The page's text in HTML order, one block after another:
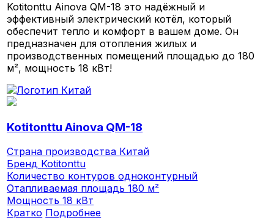
Kotitonttu Ainova QM-18 это надёжный и
эффективный электрический котёл, который
обеспечит тепло и комфорт в вашем доме. Он
предназначен для отопления жилых и
производственных помещений площадью до 180
м², мощность 18 кВт!
Kotitonttu Ainova QM-18
Страна производства Китай
Бренд Kotitonttu
Количество контуроводноконтурный
Отапливаемая площадь180 м²
Мощность18 кВт
Кратко Подробнее